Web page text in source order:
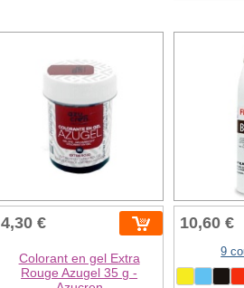
4,30 €
Colorant en gel Extra
Rouge Azugel 35 g -
10,60 €
9